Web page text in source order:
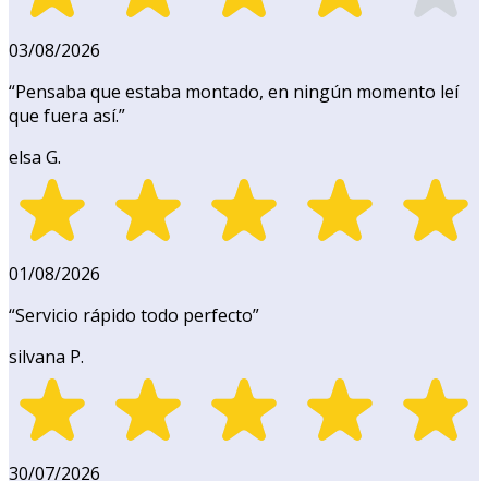
03/08/2026
“Pensaba que estaba montado, en ningún momento leí
que fuera así.”
elsa G.
01/08/2026
“Servicio rápido todo perfecto”
silvana P.
30/07/2026